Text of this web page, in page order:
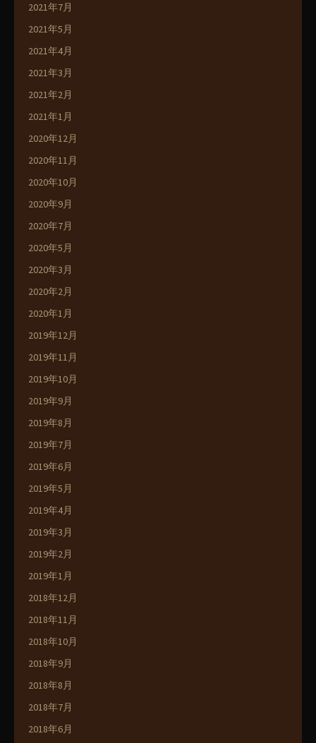
2021年7月
2021年5月
2021年4月
2021年3月
2021年2月
2021年1月
2020年12月
2020年11月
2020年10月
2020年9月
2020年7月
2020年5月
2020年3月
2020年2月
2020年1月
2019年12月
2019年11月
2019年10月
2019年9月
2019年8月
2019年7月
2019年6月
2019年5月
2019年4月
2019年3月
2019年2月
2019年1月
2018年12月
2018年11月
2018年10月
2018年9月
2018年8月
2018年7月
2018年6月